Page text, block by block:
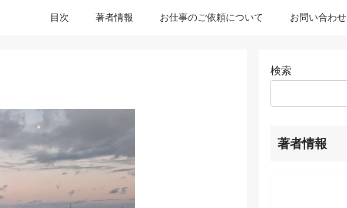
目次 著者情報 お仕事のご依頼について お問い合わせ
検索
著者情報